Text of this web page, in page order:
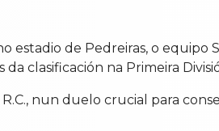
estadio de Pedreiras, o equipo
clasificación na Primeira
nun duelo crucial para